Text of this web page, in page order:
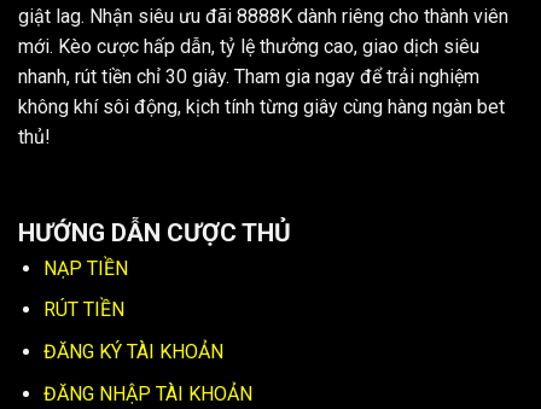
giật lag. Nhận siêu ưu đãi 8888K dành riêng cho thành viên
mới. Kèo cược hấp dẫn, tỷ lệ thưởng cao, giao dịch siêu
nhanh, rút tiền chỉ 30 giây. Tham gia ngay để trải nghiệm
không khí sôi động, kịch tính từng giây cùng hàng ngàn bet
thủ!
HƯỚNG DẪN CƯỢC THỦ
NẠP TIỀN
RÚT TIỀN
ĐĂNG KÝ TÀI KHOẢN
ĐĂNG NHẬP TÀI KHOẢN